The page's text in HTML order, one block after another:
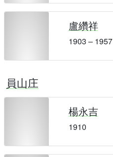
盧纘祥
1903 – 1957
員山庄
楊永吉
1910